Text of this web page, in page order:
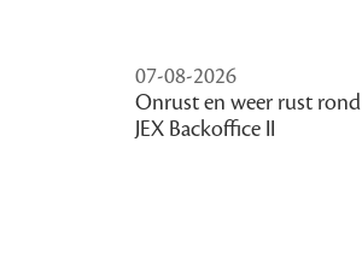
07-08-2026
Onrust en weer rust rond
JEX Backoffice II